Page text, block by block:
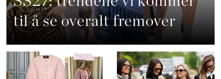
til å se overalt fremover